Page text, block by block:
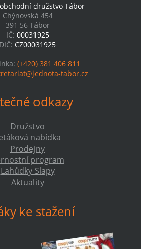
družstvo Tábor
Chýnovská 454
391 56 Tábor
IČ: 00031925
DIČ: CZ00031925
(+420) 381 406 811
tabor.cz
odkazy
Družstvo
nabídka
Prodejny
program
Lahůdky Slapy
Aktuality
ke stažení